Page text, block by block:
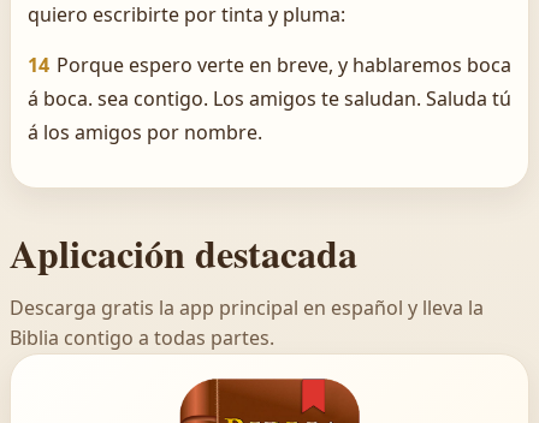
quiero escribirte por tinta y pluma:
14 Porque espero verte en breve, y hablaremos boca
á boca. sea contigo. Los amigos te saludan. Saluda tú
á los amigos por nombre.
Aplicación destacada
Descarga gratis la app principal en español y lleva la
Biblia contigo a todas partes.